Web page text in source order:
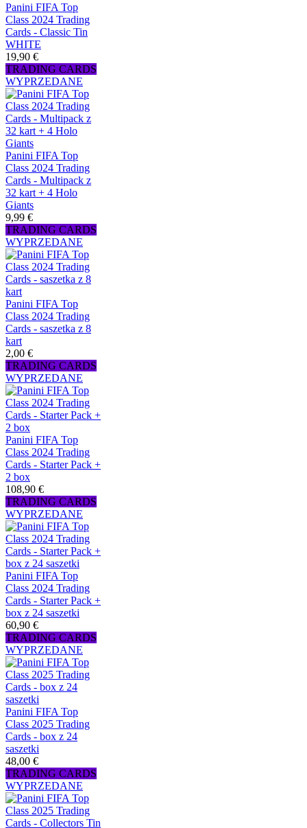
Panini FIFA Top
Class 2024 Trading
Cards - Classic Tin
WHITE
19,90 €
TRADING CARDS
WYPRZEDANE
Panini FIFA Top
Class 2024 Trading
Cards - Multipack z
32 kart + 4 Holo
Giants
9,99 €
TRADING CARDS
WYPRZEDANE
Panini FIFA Top
Class 2024 Trading
Cards - saszetka z 8
kart
2,00 €
TRADING CARDS
WYPRZEDANE
Panini FIFA Top
Class 2024 Trading
Cards - Starter Pack +
2 box
108,90 €
TRADING CARDS
WYPRZEDANE
Panini FIFA Top
Class 2024 Trading
Cards - Starter Pack +
box z 24 saszetki
60,90 €
TRADING CARDS
WYPRZEDANE
Panini FIFA Top
Class 2025 Trading
Cards - box z 24
saszetki
48,00 €
TRADING CARDS
WYPRZEDANE